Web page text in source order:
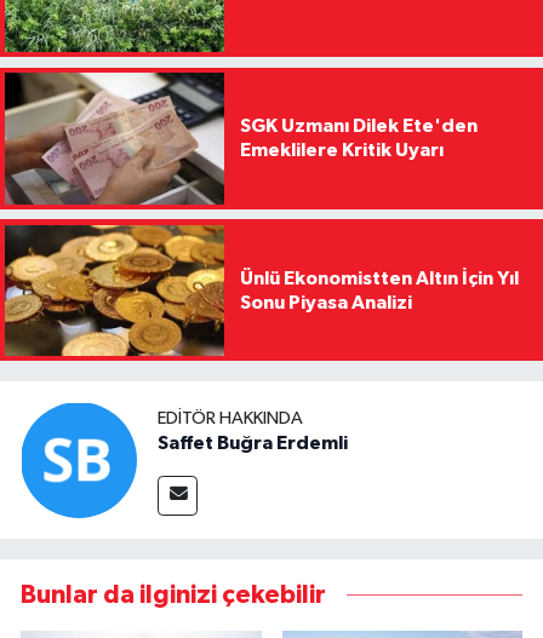
SGK Uzmanı Dilek Ete'den
Emeklilere Kritik Uyarı
Ünlü Ekonomistten Altın İçin Yıl
Sonu Piyasa Analizi
EDITÖR HAKKINDA
Saffet Buğra Erdemli
Bunlar da ilginizi çekebilir